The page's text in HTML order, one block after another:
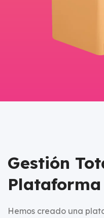
Gestión
Plataforma
Hemos creado una